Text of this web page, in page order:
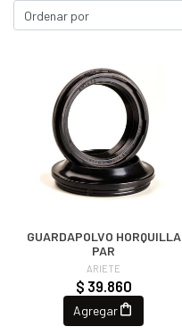
GUARDAPOLVO HORQUILLA
PAR
ARIETE
$ 39.860
Agregar